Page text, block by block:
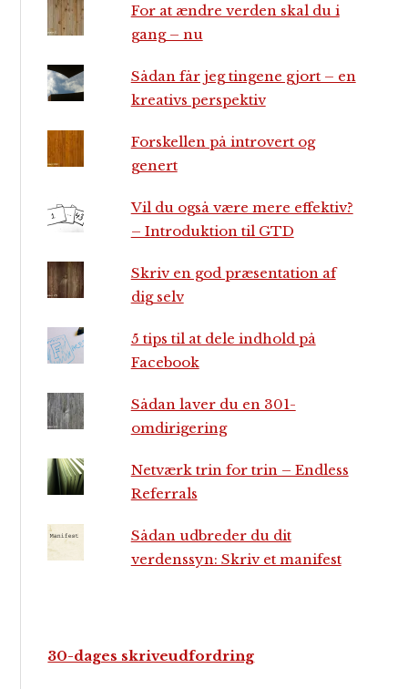
For at ændre verden skal du i
gang – nu
Sådan får jeg tingene gjort – en
kreativs perspektiv
Forskellen på introvert og
genert
Vil du også være mere effektiv?
– Introduktion til GTD
Skriv en god præsentation af
dig selv
5 tips til at dele indhold på
Facebook
Sådan laver du en 301-
omdirigering
Netværk trin for trin – Endless
Referrals
Sådan udbreder du dit
verdenssyn: Skriv et manifest
30-dages skriveudfordring